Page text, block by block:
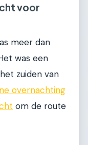
voor
meer dan
was een
zuiden van
overnachting
om de route